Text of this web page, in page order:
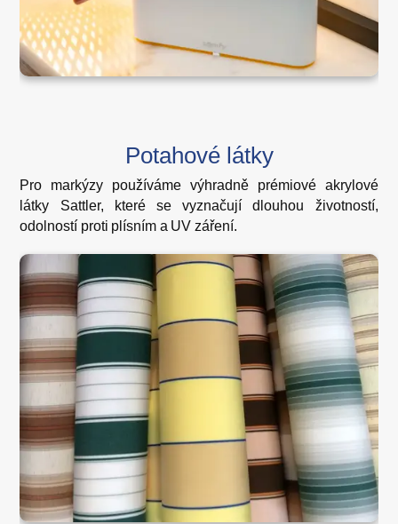
Potahové látky
Pro markýzy používáme výhradně prémiové akrylové
látky Sattler, které se vyznačují dlouhou životností,
odolností proti plísním a UV záření.